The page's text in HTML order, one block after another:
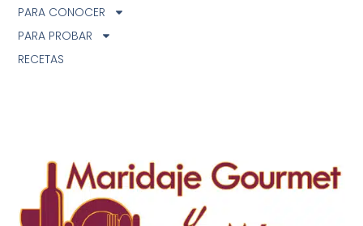
PARA CONOCER
PARA PROBAR
RECETAS